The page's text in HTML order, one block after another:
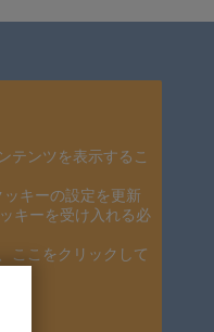
テンツを表示するこ
キーの設定を更新
キーを受け入れる必
ここをクリックして